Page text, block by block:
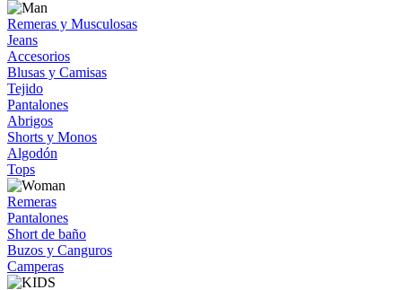
Remeras y Musculosas
Jeans
Accesorios
Blusas y Camisas
Tejido
Pantalones
Abrigos
Shorts y Monos
Algodón
Tops
Remeras
Pantalones
Short de baño
Buzos y Canguros
Camperas